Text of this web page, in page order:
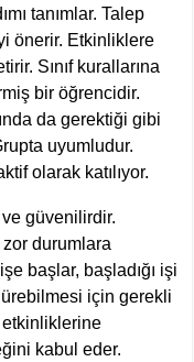
tanımlar. Talep
önerir. Etkinliklere
Sınıf kurallarına
bir öğrencidir.
da gerektiği gibi
uyumludur.
olarak katılıyor.
güvenilirdir.
zor durumlara
başlar, başladığı işi
için gerekli
etkinliklerine
kabul eder.